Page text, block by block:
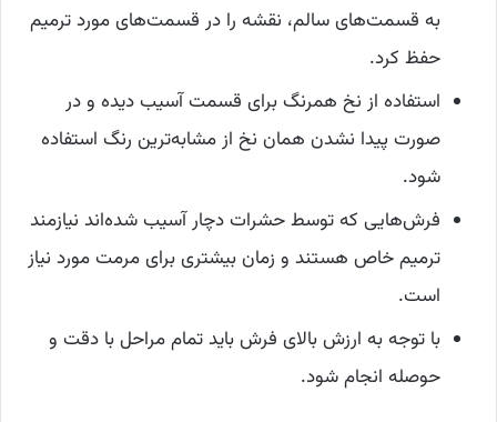
به قسمت‌های سالم، نقشه را در قسمت‌های مورد ترمیم
حفظ کرد.
استفاده از نخ همرنگ برای قسمت آسیب دیده و در
صورت پیدا نشدن همان نخ از مشابه‌ترین رنگ استفاده
شود.
فرش‌هایی که توسط حشرات دچار آسیب شده‌اند نیازمند
ترمیم خاص هستند و‌ زمان بیشتری برای مرمت مورد نیاز
است.
با توجه به ارزش بالای فرش باید تمام مراحل با دقت و‌
حوصله انجام شود.